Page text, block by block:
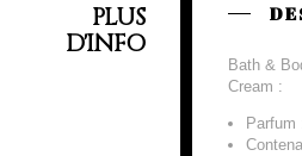
PLUS
D'INFO
Bath &
Cream :
Parfum